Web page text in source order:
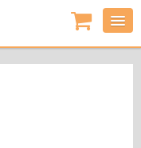
0
Artikel
-